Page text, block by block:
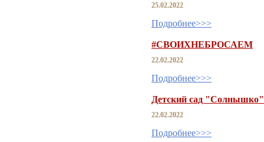
25.02.2022
Подробнее>>>
#СВОИХНЕБРОСАЕМ
22.02.2022
Подробнее>>>
Детский сад
22.02.2022
Подробнее>>>